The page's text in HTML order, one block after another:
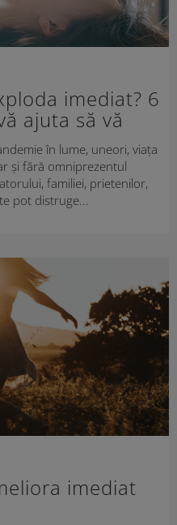
imediat? 6
ajuta să vă
în lume, uneori, viața
și fără omniprezentul
familiei, prietenilor,
pot distruge...
imediat